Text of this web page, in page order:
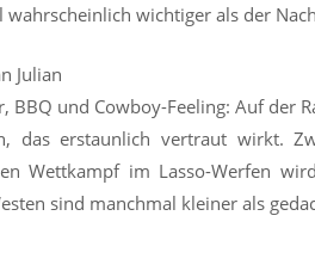
wahrscheinlich wichtiger als der
Julian
BBQ und Cowboy-Feeling: Auf der
das erstaunlich vertraut wirkt.
Wettkampf im Lasso-Werfen
sind manchmal kleiner als